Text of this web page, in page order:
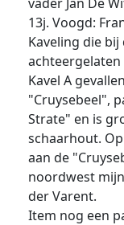
13j. Voogd:
Kaveling die
achteergelaten
Kavel A
"Cruysebeel",
Strate" en is
schaarhout.
aan de
noordwest
der Varent.
Item nog een